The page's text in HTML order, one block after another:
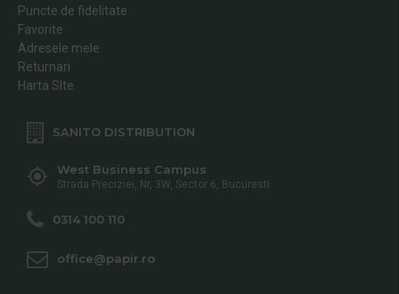
Puncte de fidelitate
Favorite
Adresele mele
Returnari
Harta SIte
SANITO DISTRIBUTION
West Business Campus
Strada Preciziei, Nr, 3W, Sector 6, Bucuresti
0314 100 110
office@papir.ro